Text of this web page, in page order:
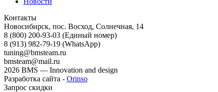
Контакты
Новосибирск, пос. Восход, Солнечная, 14
8 (800) 200-93-03 (Единый номер)
8 (913) 982-79-19 (WhatsApp)
tuning@bmsteam.ru
bmsteam@mail.ru
2026 BMS — Innovation and design
Разработка сайта - Orinso
Запрос скидки